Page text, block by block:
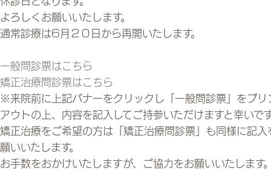
よろしくお願いいたします。
通常診療は6月２０日から再開いたします。
一般問診票はこちら
矯正治療問診票はこちら
※来院前に上記バナーをクリックし「一般問診票」をプリ
アウトの上、内容を記入してご持参いただけますと幸いで
矯正治療をご希望の方は「矯正治療問診票」も同様に記入
願いいたします。
お手数をおかけいたしますが、ご協力をお願いいたします